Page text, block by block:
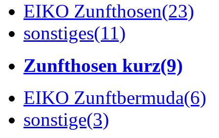
EIKO Zunfthosen(23)
sonstiges(11)
Zunfthosen kurz(9)
EIKO Zunftbermuda(6)
sonstige(3)